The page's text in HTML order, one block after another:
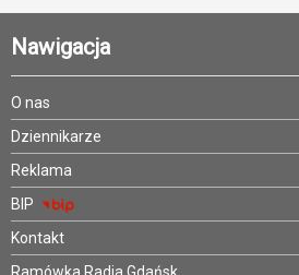
Nawigacja
O nas
Dziennikarze
Reklama
BIP
Kontakt